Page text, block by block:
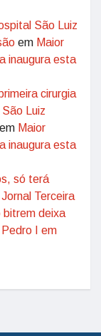
São Luiz
em Maior
inaugura esta
cirurgia
Luiz
em Maior
inaugura esta
só terá
Terceira
bitrem deixa
I em